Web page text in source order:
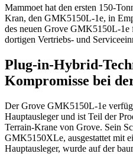
Mammoet hat den ersten 150-
Kran, den GMK5150L-1e, in
des neuen Grove GMK5150L-1e
dortigen Vertriebs- und
Plug-in-Hybrid-
Kompromisse bei
Der Grove GMK5150L-1e
Hauptausleger und ist Teil der
Terrain-Krane von Grove. Sein
GMK5150XLe, ausgestattet mit
Hauptausleger, wurde auf der